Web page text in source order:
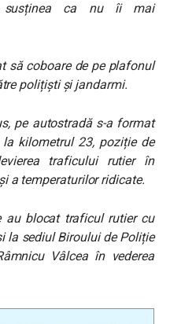
susținea ca nu îi mai
să coboare de pe plafonul
polițiști și jandarmi.
pe autostradă s-a format
kilometrul 23, poziție de
traficului rutier în
a temperaturilor ridicate.
au blocat traficul rutier cu
la sediul Biroului de Poliție
Vâlcea în vederea